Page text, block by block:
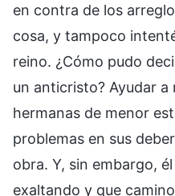
en contra de los
cosa, y tampoco
reino. ¿Cómo pudo
un anticristo? Ayudar a
hermanas de menor
problemas en sus
obra. Y, sin embargo,
exaltando y que